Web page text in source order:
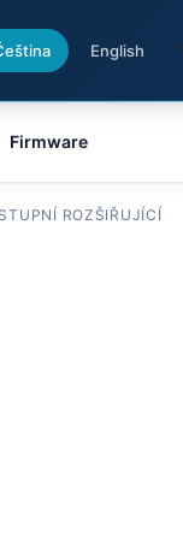
English
ROZŠIŘUJÍCÍ
Firmware